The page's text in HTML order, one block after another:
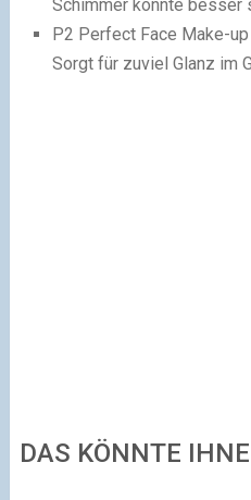
Schimmer könnte besser
P2 Perfect Face Make-
Sorgt für zuviel Glanz im
DAS KÖNNTE